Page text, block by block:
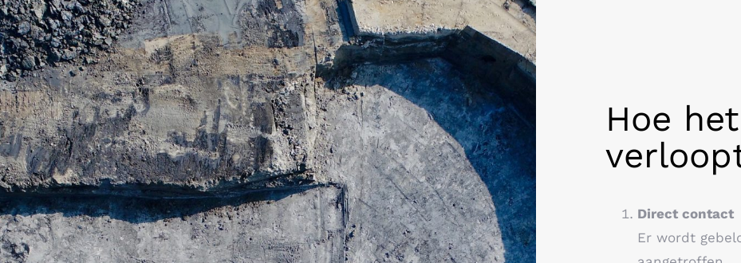
Hoe
Direct contact
Er wordt